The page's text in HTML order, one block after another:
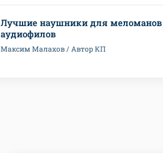
Лучшие наушники для
аудиофилов
Максим Малахов / Автор КП